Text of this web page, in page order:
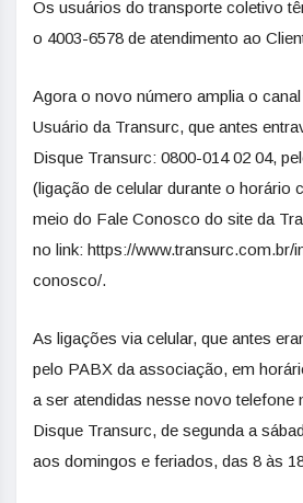
Os usuários do transporte coletivo
o 4003-6578 de atendimento ao
Agora o novo número amplia o
Usuário da Transurc, que antes
Disque Transurc: 0800-014 02 04,
(ligação de celular durante o horário
meio do Fale Conosco do site da
no link: https://www.transurc.com.br/
conosco/.
As ligações via celular, que antes
pelo PABX da associação, em
a ser atendidas nesse novo telefone
Disque Transurc, de segunda a
aos domingos e feriados, das 8 às